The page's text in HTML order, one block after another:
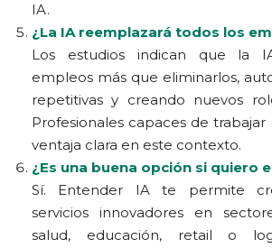
IA.
¿La IA reemplazará todos los
Los estudios indican que la
empleos más que eliminarlos,
repetitivas y creando nuevos
Profesionales capaces de
ventaja clara en este contexto.
¿Es una buena opción si quiero
Sí. Entender IA te permite
servicios innovadores en
salud, educación, retail o